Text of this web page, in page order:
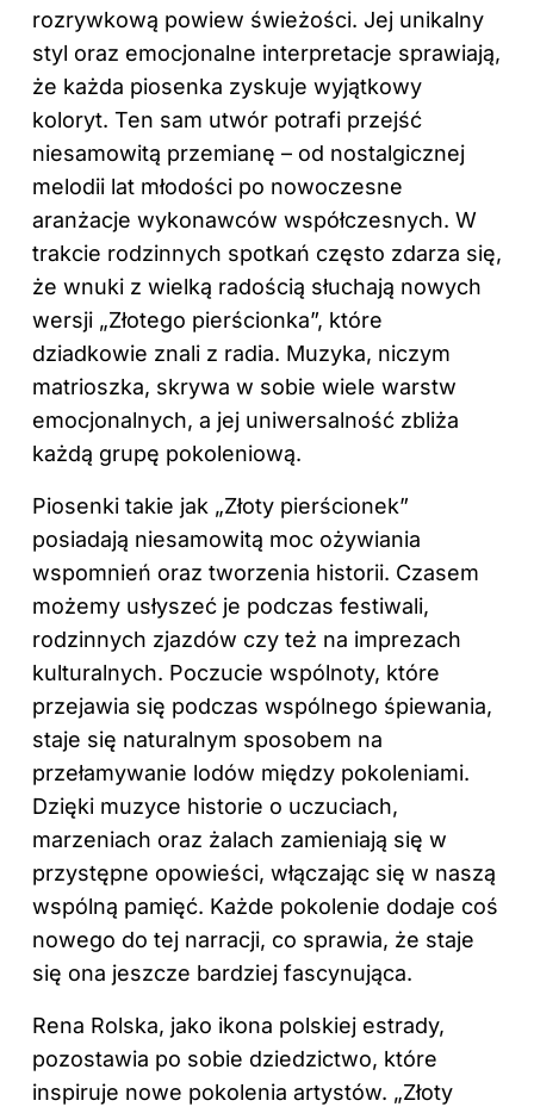
rozrywkową powiew świeżości. Jej unikalny
styl oraz emocjonalne interpretacje sprawiają,
że każda piosenka zyskuje wyjątkowy
koloryt. Ten sam utwór potrafi przejść
niesamowitą przemianę – od nostalgicznej
melodii lat młodości po nowoczesne
aranżacje wykonawców współczesnych. W
trakcie rodzinnych spotkań często zdarza się,
że wnuki z wielką radością słuchają nowych
wersji „Złotego pierścionka”, które
dziadkowie znali z radia. Muzyka, niczym
matrioszka, skrywa w sobie wiele warstw
emocjonalnych, a jej uniwersalność zbliża
każdą grupę pokoleniową.
Piosenki takie jak „Złoty pierścionek”
posiadają niesamowitą moc ożywiania
wspomnień oraz tworzenia historii. Czasem
możemy usłyszeć je podczas festiwali,
rodzinnych zjazdów czy też na imprezach
kulturalnych. Poczucie wspólnoty, które
przejawia się podczas wspólnego śpiewania,
staje się naturalnym sposobem na
przełamywanie lodów między pokoleniami.
Dzięki muzyce historie o uczuciach,
marzeniach oraz żalach zamieniają się w
przystępne opowieści, włączając się w naszą
wspólną pamięć. Każde pokolenie dodaje coś
nowego do tej narracji, co sprawia, że staje
się ona jeszcze bardziej fascynująca.
Rena Rolska, jako ikona polskiej estrady,
pozostawia po sobie dziedzictwo, które
inspiruje nowe pokolenia artystów. „Złoty